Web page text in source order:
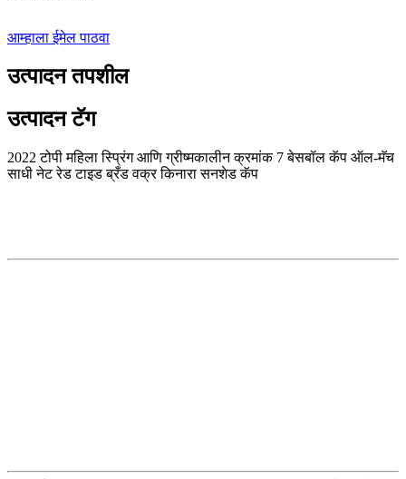
आम्हाला ईमेल पाठवा
उत्पादन तपशील
उत्पादन टॅग
2022 टोपी महिला स्प्रिंग आणि ग्रीष्मकालीन क्रमांक 7 बेसबॉल कॅप ऑल-मॅच
साधी नेट रेड टाइड ब्रँड वक्र किनारा सनशेड कॅप